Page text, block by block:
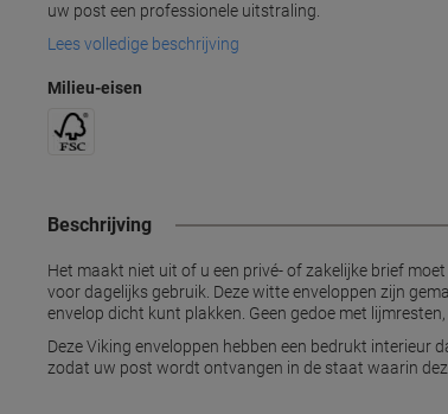
uw post een professionele uitstraling.
Lees volledige beschrijving
Milieu-eisen
Beschrijving
Het maakt niet uit of u een privé- of zakelijke brief
voor dagelijks gebruik. Deze witte enveloppen zijn
envelop dicht kunt plakken. Geen gedoe met
Deze Viking enveloppen hebben een bedrukt
zodat uw post wordt ontvangen in de staat waarin